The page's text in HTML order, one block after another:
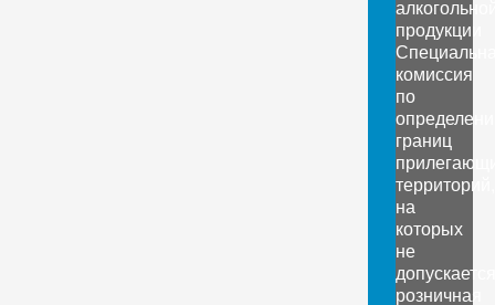
продукции
комиссия
по
границ
территорий,
на
которых
не
допускается
розничная